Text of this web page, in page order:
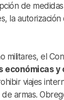
de
la
militares, el
económicas y
viajes
armas.